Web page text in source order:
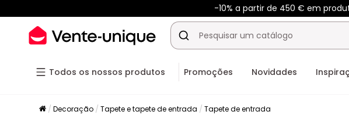
-10% a partir de 450 € em
Todos os nossos produtos Promoções Novidades
Decoração Tapete e tapete de entrada Tapete de entrada